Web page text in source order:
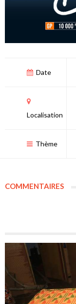
Date
Localisation
Thème
COMMENTAIRES